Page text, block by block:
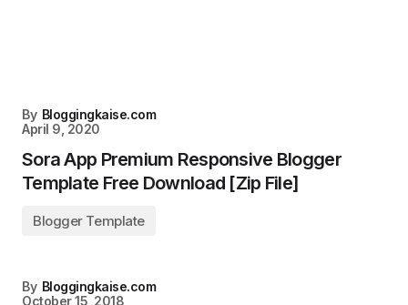
By Bloggingkaise.com
April 9, 2020
Sora App Premium Responsive Blogger
Template Free Download [Zip File]
Blogger Template
By Bloggingkaise.com
October 15, 2018